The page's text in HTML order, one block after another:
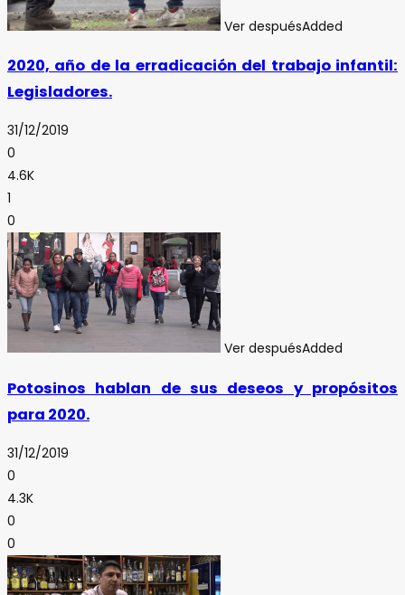
Ver despuésAdded
2020, año de la erradicación del trabajo infantil:
Legisladores.
31/12/2019
0
4.6K
1
0
Ver despuésAdded
Potosinos hablan de sus deseos y propósitos
para 2020.
31/12/2019
0
4.3K
0
0